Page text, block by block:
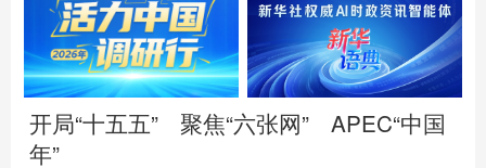
开局“十五五” 聚焦“六张网”
APEC“中国
年”